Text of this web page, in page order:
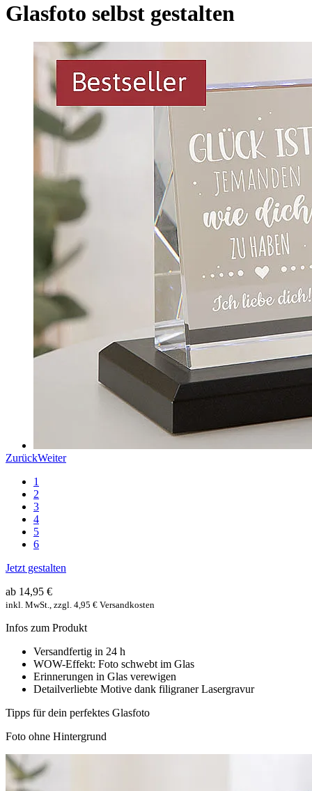
Glasfoto selbst gestalten
ZurückWeiter
1
2
3
4
5
6
Jetzt gestalten
ab 14,95 €
inkl. MwSt., zzgl. 4,95 € Versandkosten
Infos zum Produkt
Versandfertig in 24 h
WOW-Effekt: Foto schwebt im Glas
Erinnerungen in Glas verewigen
Detailverliebte Motive dank filigraner Lasergravur
Tipps für dein perfektes Glasfoto
Foto ohne Hintergrund